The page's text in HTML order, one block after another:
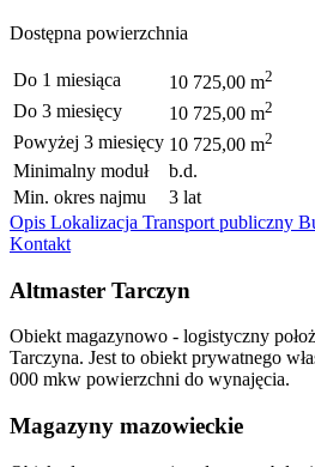
Dostępna powierzchnia
Do 1 miesiąca 10 725,00 m2
Do 3 miesięcy 10 725,00 m2
Powyżej 3 miesięcy 10 725,00 m2
Minimalny moduł
b.d.
Min. okres najmu
3 lat
Opis Lokalizacja Transport publiczny
Kontakt
Altmaster Tarczyn
Obiekt magazynowo - logistyczny
Tarczyna. Jest to obiekt prywatnego
000 mkw powierzchni do wynajęcia.
Magazyny mazowieckie